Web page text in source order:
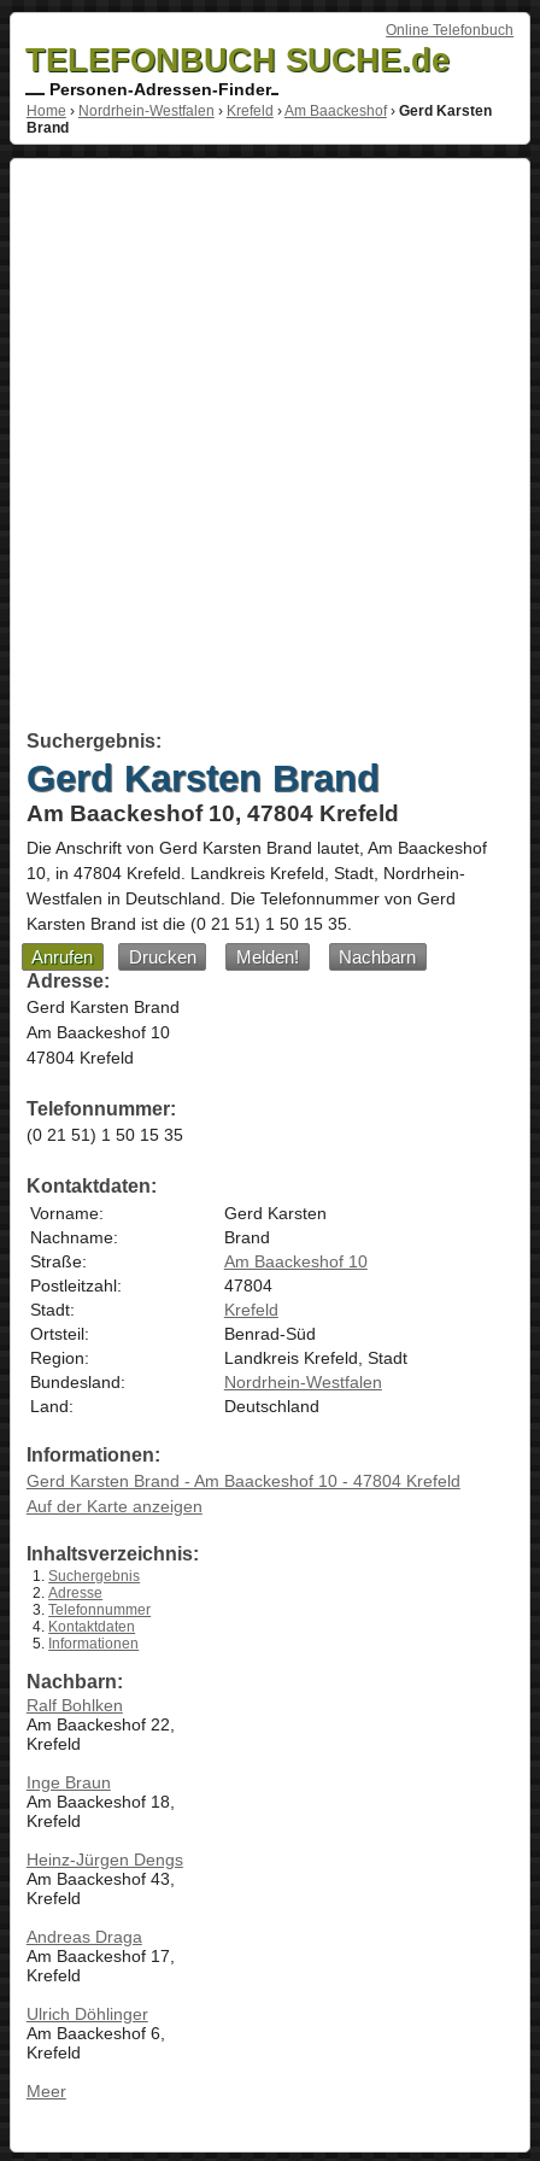
Online Telefonbuch
TELEFONBUCH SUCHE.de
Personen-Adressen-Finder
Home › Nordrhein-Westfalen › Krefeld ›Am Baackeshof› Gerd Karsten
Brand
Suchergebnis:
Gerd Karsten Brand
Am Baackeshof 10, 47804 Krefeld
Die Anschrift von Gerd Karsten Brand lautet, Am Baackeshof
10, in 47804 Krefeld. Landkreis Krefeld, Stadt, Nordrhein-
Westfalen in Deutschland. Die Telefonnummer von Gerd
Karsten Brand ist die (0 21 51) 1 50 15 35.
Anrufen Drucken Melden!
Nachbarn
Adresse:
Gerd Karsten Brand
Am Baackeshof 10
47804 Krefeld
Telefonnummer:
(0 21 51) 1 50 15 35
Kontaktdaten:
Vorname:
Gerd Karsten
Nachname:
Brand
Straße:
Am Baackeshof 10
Postleitzahl:
47804
Stadt:
Krefeld
Ortsteil:
Benrad-Süd
Region:
Landkreis Krefeld, Stadt
Bundesland:
Nordrhein-Westfalen
Land:
Deutschland
Informationen:
Gerd Karsten Brand - Am Baackeshof 10 - 47804 Krefeld
Auf der Karte anzeigen
Inhaltsverzeichnis:
Suchergebnis
Adresse
Telefonnummer
Kontaktdaten
Informationen
Nachbarn:
Ralf Bohlken
Am Baackeshof 22,
Krefeld
Inge Braun
Am Baackeshof 18,
Krefeld
Heinz-Jürgen Dengs
Am Baackeshof 43,
Krefeld
Andreas Draga
Am Baackeshof 17,
Krefeld
Ulrich Döhlinger
Am Baackeshof 6,
Krefeld
Meer